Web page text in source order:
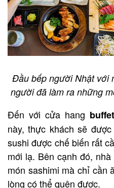
Đầu bếp người Nhật với
người đã làm ra những
Đến với cửa hang
này, thực khách sẽ
sushi được chế biến rất
mới lạ. Bên cạnh đó,
món sashimi mà chỉ cần
lòng có thể quên được.